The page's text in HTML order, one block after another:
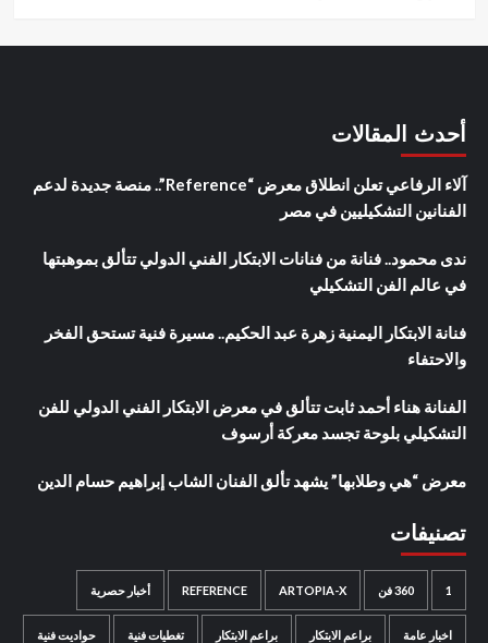
أحدث المقالات
آلاء الرفاعي تعلن انطلاق معرض “Reference”.. منصة جديدة لدعم
الفنانين التشكيليين في مصر
ندى محمود.. فنانة من فنانات الابتكار الفني الدولي تتألق بموهبتها
في عالم الفن التشكيلي
فنانة الابتكار اليمنية زهرة عبد الحكيم.. مسيرة فنية تستحق الفخر
والاحتفاء
الفنانة هناء أحمد ثابت تتألق في معرض الابتكار الفني الدولي للفن
التشكيلي بلوحة تجسد معركة أرسوف
معرض “هي وطلابها” يشهد تألق الفنان الشاب إبراهيم حسام الدين
تصنيفات
1 360 فن ARTOPIA-X
REFERENCE أخبار حصرية
اخبار عامة براعم الابتكار براعم الابتكار تغطيات فنية حواديت فنية